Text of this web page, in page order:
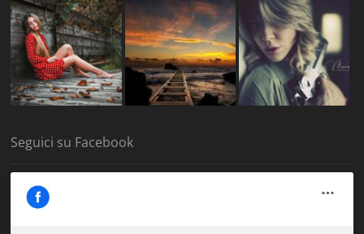
Seguici su Facebook